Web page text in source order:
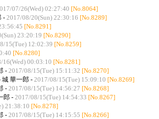
07/26(Wed) 02:27:40 [No.8064]
- 2017/08/20(Sun) 22:30:16 [No.8289]
[No.8291]
23:20:19 [No.8290]
15(Tue) 12:02:39 [No.8259]
[No.8280]
16(Wed) 00:03:10 [No.8281]
- 2017/08/15(Tue) 15:11:32 [No.8270]
城 華一郎 - 2017/08/15(Tue) 15:09:10 [No.8269]
- 2017/08/15(Tue) 14:56:27 [No.8268]
郎 - 2017/08/15(Tue) 14:54:33 [No.8267]
21:38:10 [No.8278]
- 2017/08/15(Tue) 14:15:55 [No.8266]